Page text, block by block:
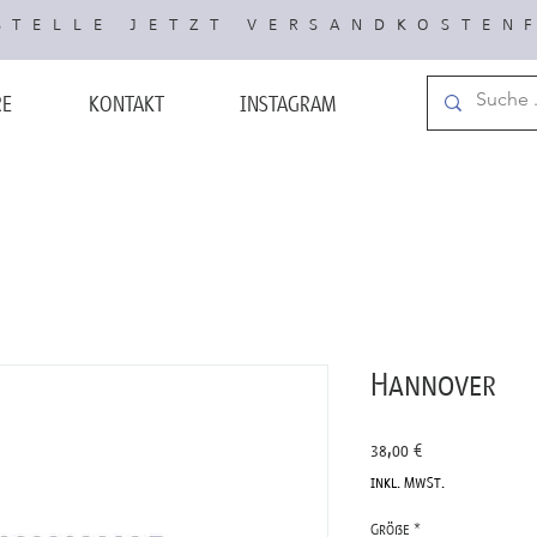
JETZT
KONTAKT INSTAGRAM
Hannover
38,00 €Preis
inkl. MwSt.
Größe *